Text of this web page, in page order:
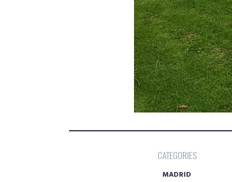
CATEGORIES
MADRID